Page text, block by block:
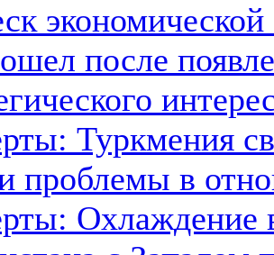
после
Туркмения
проблемы в
Охлаждение